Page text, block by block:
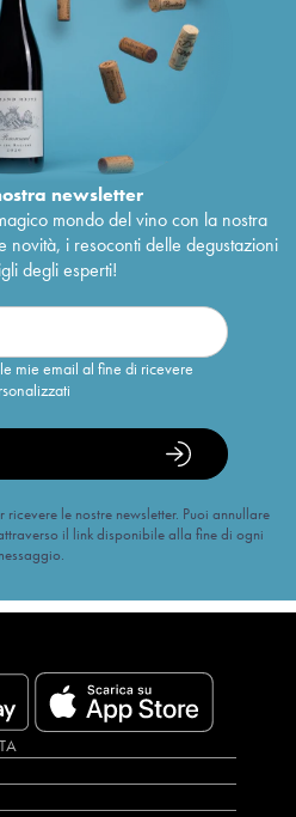
newsletter
mondo del vino con la nostra
i resoconti delle degustazioni
degli esperti!
mie email al fine di ricevere
le nostre newsletter. Puoi annullare
il link disponibile alla fine di ogni